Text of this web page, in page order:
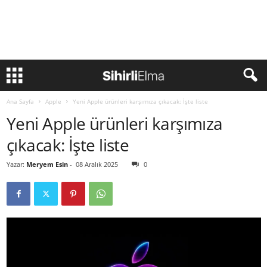
Ana Sayfa Apple Yeni Apple ürünleri karşımıza çıkacak: İşte liste
Yeni Apple ürünleri karşımıza
çıkacak: İşte liste
Yazar: Meryem Esin - 08 Aralık 2025 0